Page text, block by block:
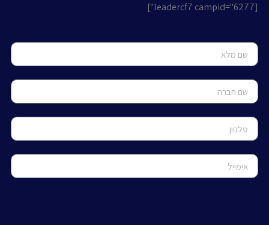
[leadercf7 campid="6277"]